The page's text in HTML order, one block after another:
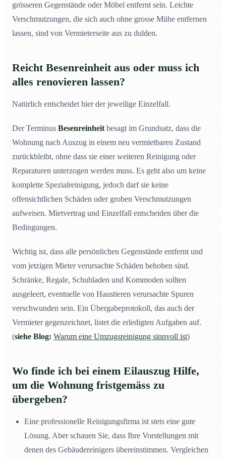
grösseren Gegenstände oder Möbel entfernt sein. Leichte
Verschmutzungen, die sich auch ohne grosse Mühe entfernen
lassen, sind von Vermieterseite aus zu dulden.
Reicht Besenreinheit aus oder muss ich
alles renovieren lassen?
Natürlich entscheidet hier der jeweilige Einzelfall.
Der Terminus Besenreinheit besagt im Grundsatz, dass die
Wohnung nach Auszug in einem neu vermietbaren Zustand
zurückbleibt, ohne dass sie einer weiteren Reinigung oder
Reparaturen unterzogen werden muss. Es geht also um keine
komplette Spezialreinigung, jedoch darf sie keine
offensichtlichen Schäden oder groben Verschmutzungen
aufweisen. Mietvertrag und Einzelfall entscheiden über die
Bedingungen.
Wichtig ist, dass alle persönlichen Gegenstände entfernt und
vom jetzigen Mieter verursachte Schäden behoben sind.
Schränke, Regale, Schubladen und Kommoden sollten
ausgeleert, eventuelle von Haustieren verursachte Spuren
verschwunden sein. Ein Übergabeprotokoll, das auch der
Vermieter gegenzeichnet, listet die erledigten Aufgaben auf.
(siehe Blog: Warum eine Umzugsreinigung sinnvoll ist)
Wo finde ich bei einem Eilauszug Hilfe,
um die Wohnung fristgemäss zu
übergeben?
Eine professionelle Reinigungsfirma ist stets eine gute
Lösung. Aber schauen Sie, dass Ihre Vorstellungen mit
denen des Gebäudereinigers übereinstimmen. Vergleichen